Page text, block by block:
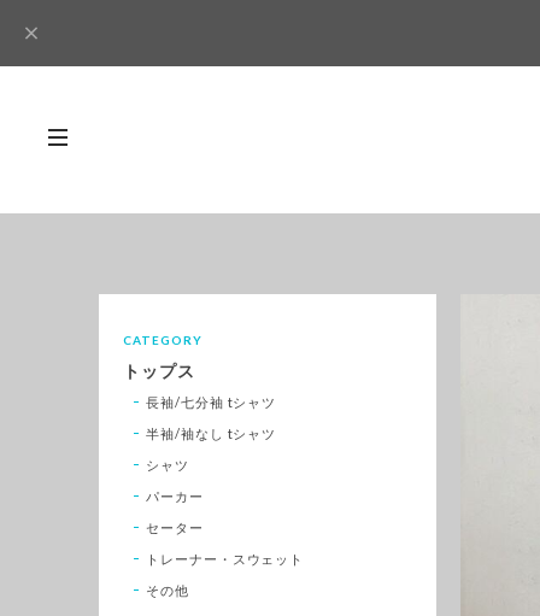
CATEGORY
トップス
長袖/七分袖 tシャツ
半袖/袖なし tシャツ
シャツ
パーカー
セーター
トレーナー・スウェット
その他